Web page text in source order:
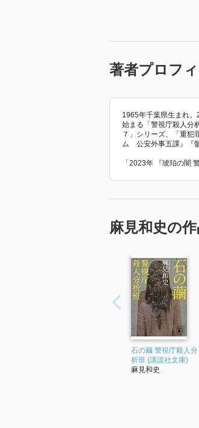
著者プロフ
1965年千葉県生まれ
始まる「警視庁殺人分
７」シリーズ、「重
ム 公安外事五課』『
「2023年 『琥珀の闇
麻見和史の
石の繭 警視庁殺人分
析班 (講談社文庫)
麻見和史